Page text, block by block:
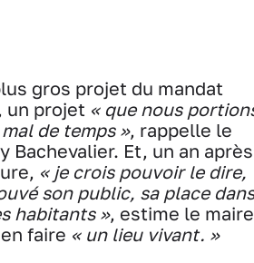
gros projet du mandat
un projet « que nous
de temps », rappelle le
Bachevalier. Et, un an après
« je crois pouvoir le dire,
son public, sa place dans
habitants », estime le
faire « un lieu vivant. »